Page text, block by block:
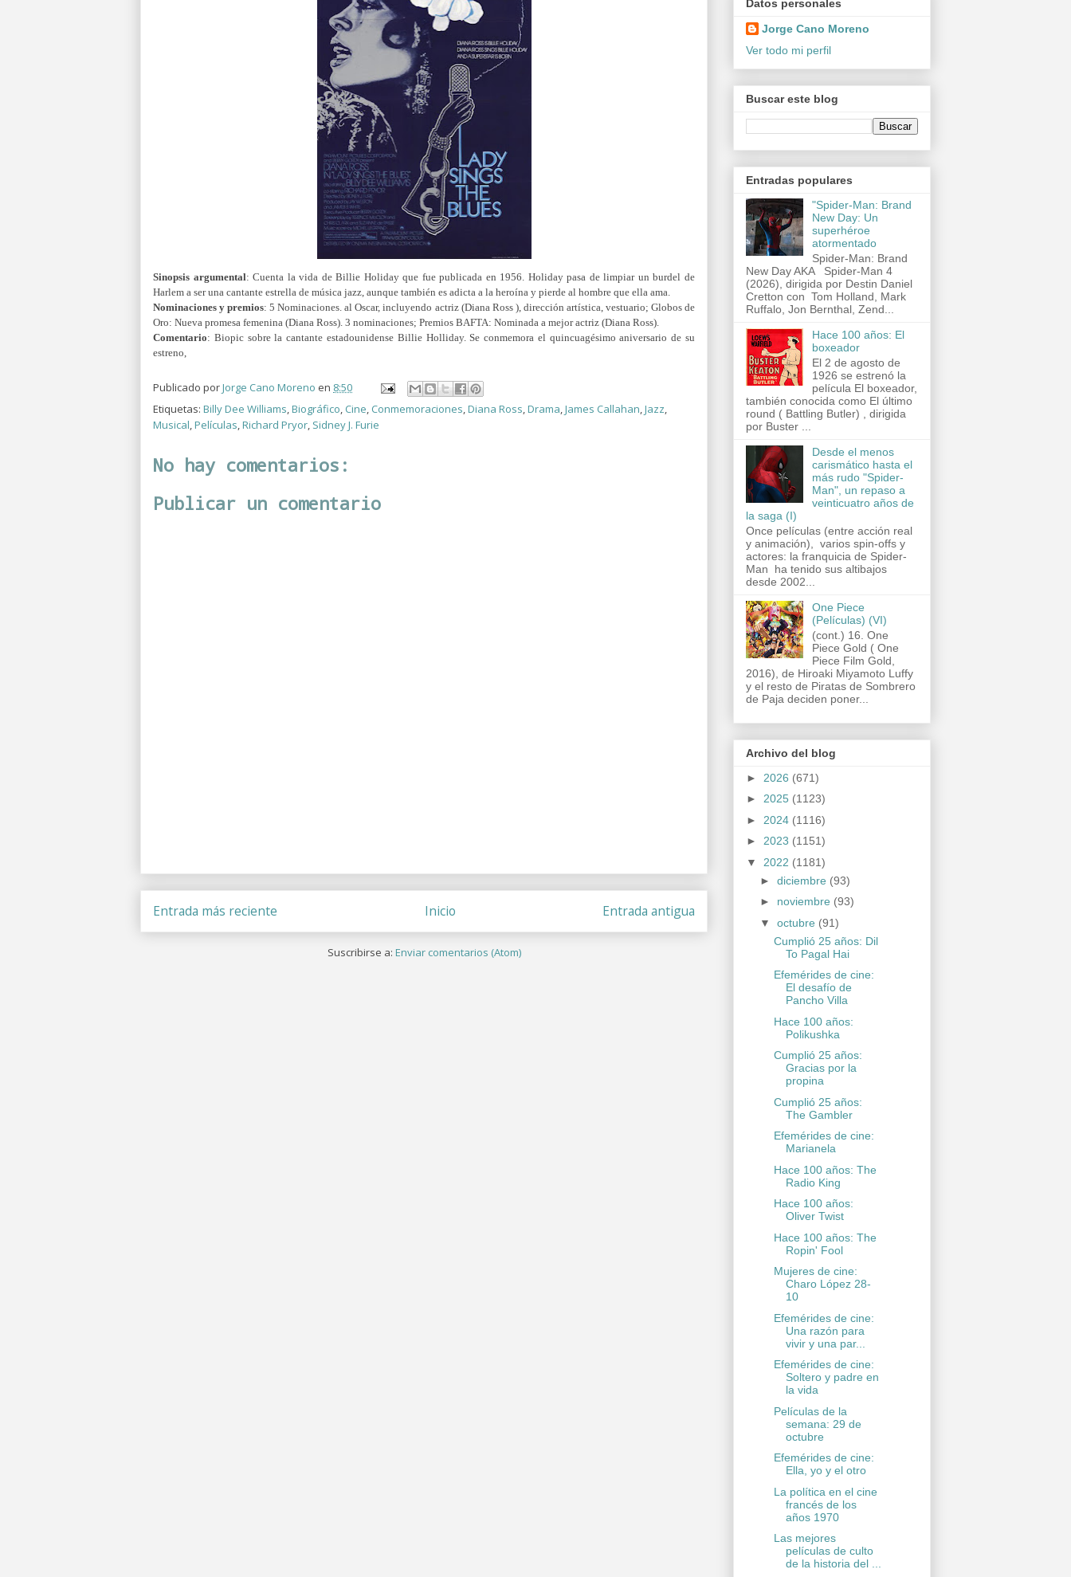
Sinopsis argumental:Cuenta la vida de Billie Holiday que fue publicada en 1956. Holiday pasa de limpiar un burdel de
Harlem a ser una cantante estrella de música jazz, aunque también es adicta a la heroína y pierde al hombre que ella ama.
Nominaciones y premios:5 Nominaciones. al Oscar, incluyendo actriz (Diana Ross ), dirección artística, vestuario; Globos de
Oro: Nueva promesa femenina (Diana Ross). 3 nominaciones; Premios BAFTA: Nominada a mejor actriz (Diana Ross).
Comentario: Biopic sobre la cantante estadounidense Billie Holliday. Se conmemora el quincuagésimo aniversario de su
estreno,
Publicado porJorge Cano Moreno en 8:50
Etiquetas: Billy Dee Williams,Biográfico, Cine, Conmemoraciones,Diana Ross,Drama,James Callahan,Jazz,
Musical,Películas,Richard Pryor, Sidney J. Furie
No hay comentarios:
Publicar un comentario
Entrada más reciente Entrada antigua
Inicio
Suscribirse a: Enviar comentarios (Atom)
Datos personales
Jorge Cano Moreno
Ver todo mi perfil
Buscar este blog
Entradas populares
"Spider-Man: Brand
New Day: Un
superhéroe
atormentado
Spider-Man: Brand
New Day AKA Spider-Man 4
(2026), dirigida por Destin Daniel
Cretton con Tom Holland, Mark
Ruffalo, Jon Bernthal, Zend...
Hace 100 años: El
boxeador
El 2 de agosto de
1926 se estrenó la
película El boxeador,
también conocida como El último
round ( Battling Butler) , dirigida
por Buster ...
Desde el menos
carismático hasta el
más rudo "Spider-
Man", un repaso a
veinticuatro años de
la saga (I)
Once películas (entre acción real
y animación), varios spin-offs y
actores: la franquicia de Spider-
Man ha tenido sus altibajos
desde 2002...
One Piece
(Películas) (VI)
(cont.) 16. One
Piece Gold ( One
Piece Film Gold,
2016), de Hiroaki Miyamoto Luffy
y el resto de Piratas de Sombrero
de Paja deciden poner...
Archivo del blog
► 2026 (671)
► 2025 (1123)
► 2024 (1116)
► 2023 (1151)
▼ 2022 (1181)
► diciembre (93)
► noviembre (93)
▼ octubre (91)
Cumplió 25 años: Dil
To Pagal Hai
Efemérides de cine:
El desafío de
Pancho Villa
Hace 100 años:
Polikushka
Cumplió 25 años:
Gracias por la
propina
Cumplió 25 años:
The Gambler
Efemérides de cine:
Marianela
Hace 100 años: The
Radio King
Hace 100 años:
Oliver Twist
Hace 100 años: The
Ropin' Fool
Mujeres de cine:
Charo López 28-
10
Efemérides de cine:
Una razón para
vivir y una par...
Efemérides de cine:
Soltero y padre en
la vida
Películas de la
semana: 29 de
octubre
Efemérides de cine:
Ella, yo y el otro
La política en el cine
francés de los
años 1970
Las mejores
películas de culto
de la historia del ...